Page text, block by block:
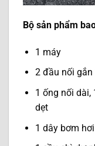
Bộ sản phẩm
1 máy
2 đầu nối
1 ống nối dài,
dẹt
1 dây bơm hơi